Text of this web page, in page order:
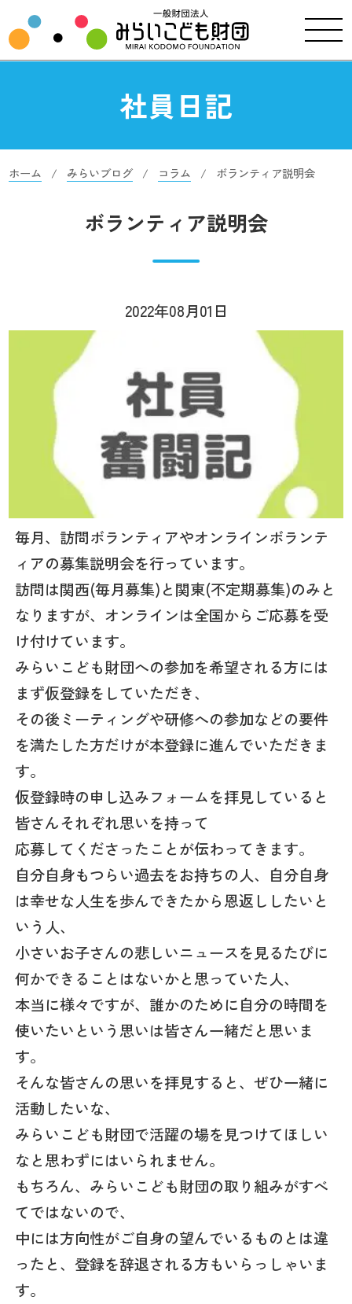
社員日記
ホーム みらいブログ コラム ボランティア説明会
ボランティア説明会
2022年08月01日
毎月、訪問ボランティアやオンラインボランテ
ィアの募集説明会を行っています。
訪問は関西(毎月募集)と関東(不定期募集)のみと
なりますが、オンラインは全国からご応募を受
け付けています。
みらいこども財団への参加を希望される方には
まず仮登録をしていただき、
その後ミーティングや研修への参加などの要件
を満たした方だけが本登録に進んでいただきま
す。
仮登録時の申し込みフォームを拝見していると
皆さんそれぞれ思いを持って
応募してくださったことが伝わってきます。
自分自身もつらい過去をお持ちの人、自分自身
は幸せな人生を歩んできたから恩返ししたいと
いう人、
小さいお子さんの悲しいニュースを見るたびに
何かできることはないかと思っていた人、
本当に様々ですが、誰かのために自分の時間を
使いたいという思いは皆さん一緒だと思いま
す。
そんな皆さんの思いを拝見すると、ぜひ一緒に
活動したいな、
みらいこども財団で活躍の場を見つけてほしい
なと思わずにはいられません。
もちろん、みらいこども財団の取り組みがすべ
てではないので、
中には方向性がご自身の望んでいるものとは違
ったと、登録を辞退される方もいらっしゃいま
す。